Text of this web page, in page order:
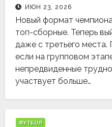
ИЮН 23, 2026
Новый формат
топ-сборные. Теперь
даже с третьего места.
если на групповом
непредвиденные
участвует больше…
ФУТБОЛ